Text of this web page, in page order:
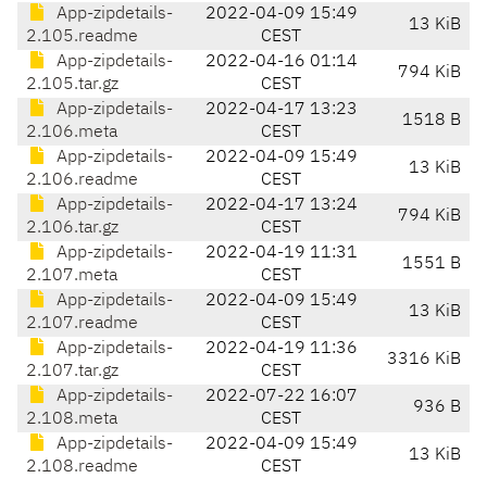
App-zipdetails-
2.105.readme
2022-04-09 15:49
CEST
13 KiB
App-zipdetails-
2.105.tar.gz
2022-04-16 01:14
CEST
794 KiB
App-zipdetails-
2.106.meta
2022-04-17 13:23
CEST
1518 B
App-zipdetails-
2.106.readme
2022-04-09 15:49
CEST
13 KiB
App-zipdetails-
2.106.tar.gz
2022-04-17 13:24
CEST
794 KiB
App-zipdetails-
2.107.meta
2022-04-19 11:31
CEST
1551 B
App-zipdetails-
2.107.readme
2022-04-09 15:49
CEST
13 KiB
App-zipdetails-
2.107.tar.gz
2022-04-19 11:36
CEST
3316 KiB
App-zipdetails-
2.108.meta
2022-07-22 16:07
CEST
936 B
App-zipdetails-
2.108.readme
2022-04-09 15:49
CEST
13 KiB